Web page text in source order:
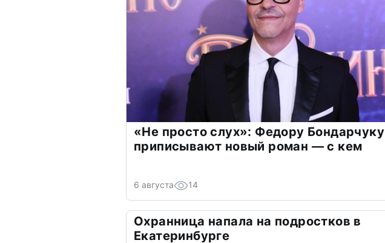
«Не просто слух»: Федору Бондарчуку
приписывают новый роман — с кем
6 августа 14
Охранница напала на подростков в
Екатеринбурге